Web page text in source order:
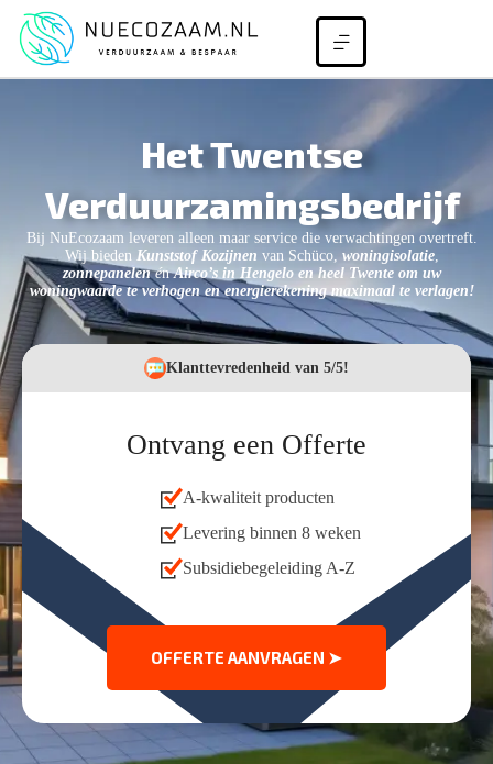
Het Twentse
Verduurzamingsbedrijf
Bij NuEcozaam leveren alleen maar service die verwachtingen overtreft.
Wij bieden Kunststof Kozijnen van Schüco, woningisolatie,
zonnepanelenénAirco’s in Hengelo en heel Twente om uw
woningwaarde te verhogen en energierekening maximaal te verlagen!
Klanttevredenheid van 5/5!
Ontvang een Offerte
A-kwaliteit producten
Levering binnen 8 weken
Subsidiebegeleiding A-Z
OFFERTE AANVRAGEN ➤